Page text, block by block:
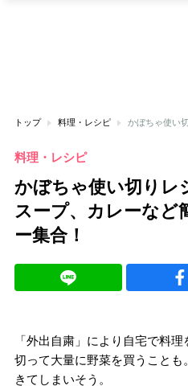
トップ 料理・レシピ
料理・レシピ
かぼちゃ使い切りレ
スープ、カレーなど
ー集合！
「外出自粛」により自宅で料
切って大量に野菜を買うこと
きてしまいそう。